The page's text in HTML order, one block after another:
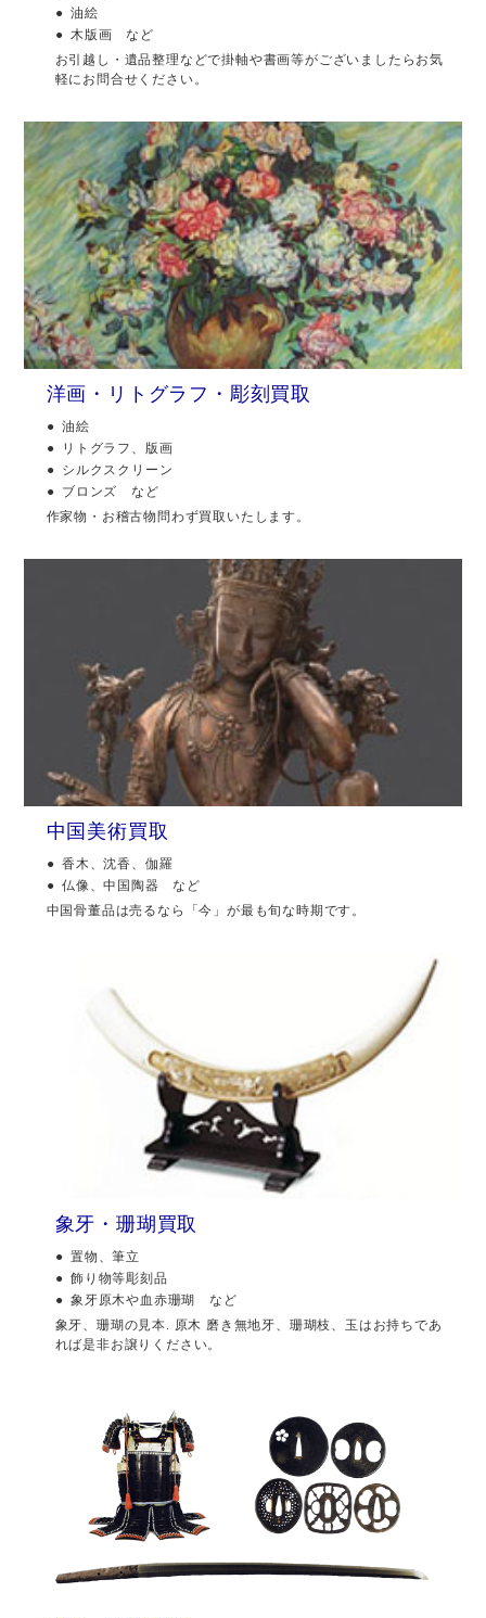
油絵
木版画 など
お引越し・遺品整理などで掛軸や書画等がございましたらお気
軽にお問合せください。
洋画・リトグラフ・彫刻買取
油絵
リトグラフ、版画
シルクスクリーン
ブロンズ など
作家物・お稽古物問わず買取いたします。
中国美術買取
香木、沈香、伽羅
仏像、中国陶器 など
中国骨董品は売るなら「今」が最も旬な時期です。
象牙・珊瑚買取
置物、筆立
飾り物等彫刻品
象牙原木や血赤珊瑚 など
象牙、珊瑚の見本. 原木 磨き無地牙、珊瑚枝、玉はお持ちであ
れば是非お譲りください。